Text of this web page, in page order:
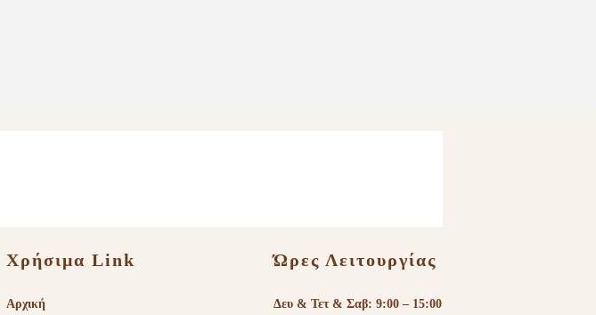
Χρήσιμα Link
Αρχική
Ώρες Λειτουργίας
Δευ & Τετ & Σαβ: 9:00 – 15:00